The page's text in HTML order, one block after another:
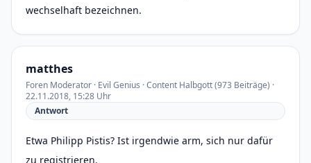
wechselhaft bezeichnen.
matthes
Foren Moderator · Evil Genius · Content Halbgott (973 Beiträge) ·
22.11.2018, 15:28 Uhr
Antwort
Etwa Philipp Pistis? Ist irgendwie arm, sich nur dafür
zu registrieren.